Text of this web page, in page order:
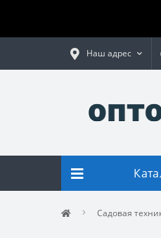
Наш адрес
Садовая